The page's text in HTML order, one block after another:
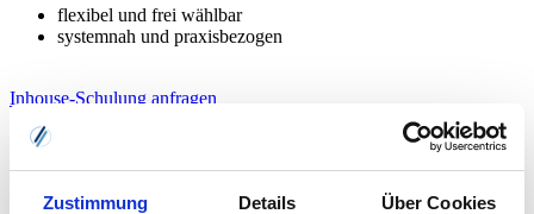
Zustimmung Details Über Cookies
flexibel und frei wählbar
systemnah und praxisbezogen
Inhouse-Schulung anfragen